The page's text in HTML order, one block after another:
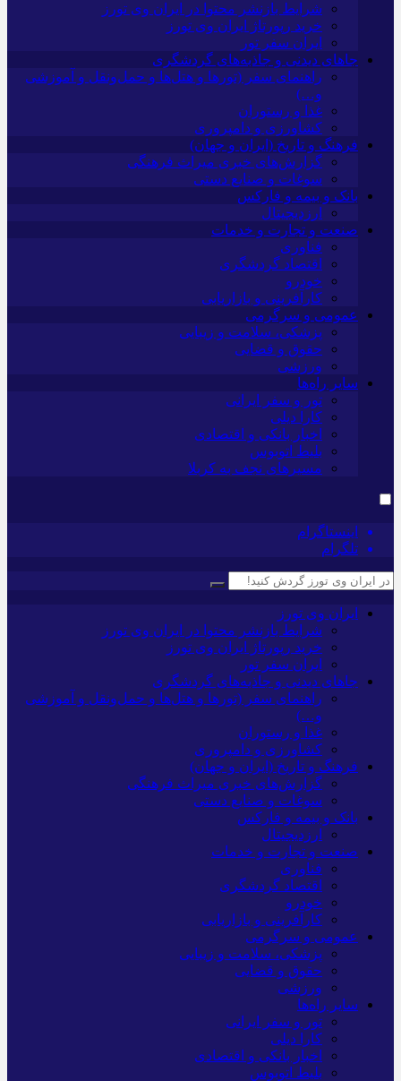
شرایط بازنشر محتوا در ایران وی تورز
خرید رپورتاژ ایران وی تورز
ایران سفر تور
جاهای دیدنی و جاذبه‌های گردشگری
راهنمای سفر (تورها و هتل‌ها و حمل‌و‌نقل و آموزشی
و…)
غذا و رستوران
کشاورزی و دامپروری
فرهنگ و تاریخ (ایران و جهان)
گزارش‌های خبری میراث فرهنگی
سوغات و صنایع دستی
بانک و بیمه و فارکس
ارزدیجیتال
صنعت و تجارت و خدمات
فناوری
اقتصاد گردشگری
خودرو
کارآفرینی و بازاریابی
عمومی و سرگرمی
پزشکی، سلامت و زیبایی
حقوق و قضایی
ورزشی
سایر راه‌ها
تور و سفر ایرانی
کارا دیلی
اخبار بانکی و اقتصادی
بلیط اتوبوس
مسیرهای نجف به کربلا
اینستاگرام
تلگرام
ایران وی تورز
شرایط بازنشر محتوا در ایران وی تورز
خرید رپورتاژ ایران وی تورز
ایران سفر تور
جاهای دیدنی و جاذبه‌های گردشگری
راهنمای سفر (تورها و هتل‌ها و حمل‌و‌نقل و آموزشی
و…)
غذا و رستوران
کشاورزی و دامپروری
فرهنگ و تاریخ (ایران و جهان)
گزارش‌های خبری میراث فرهنگی
سوغات و صنایع دستی
بانک و بیمه و فارکس
ارزدیجیتال
صنعت و تجارت و خدمات
فناوری
اقتصاد گردشگری
خودرو
کارآفرینی و بازاریابی
عمومی و سرگرمی
پزشکی، سلامت و زیبایی
حقوق و قضایی
ورزشی
سایر راه‌ها
تور و سفر ایرانی
کارا دیلی
اخبار بانکی و اقتصادی
بلیط اتوبوس